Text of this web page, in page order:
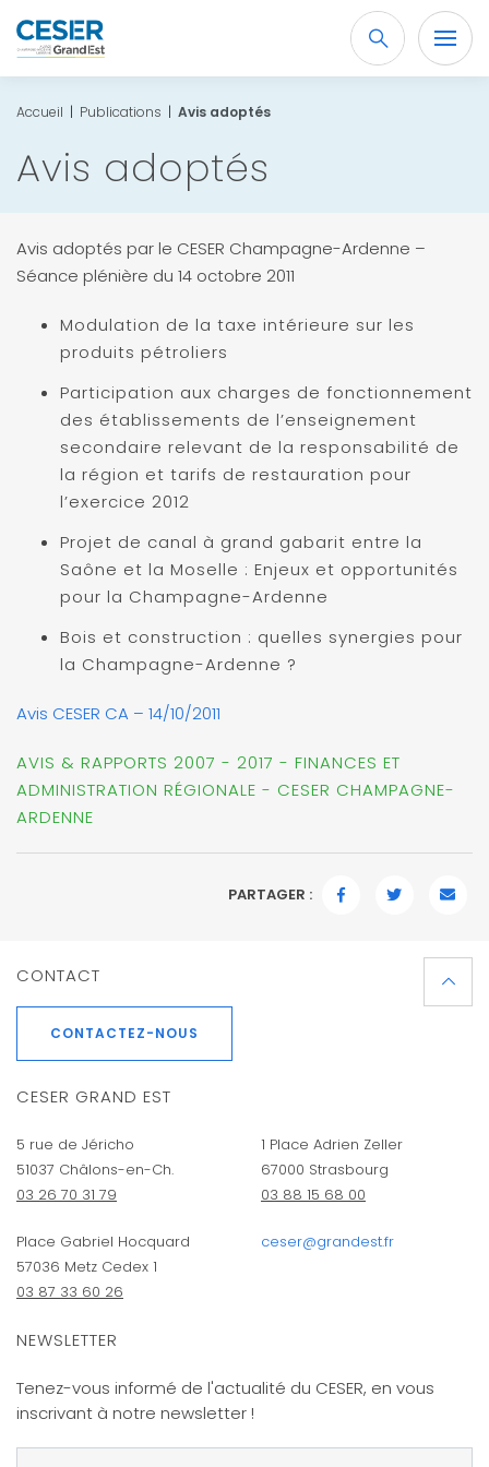
Recherche
OK
Accueil | Publications | Avis adoptés
Avis adoptés
Avis adoptés par le CESER Champagne-Ardenne –
Séance plénière du 14 octobre 2011
Modulation de la taxe intérieure sur les
produits pétroliers
Participation aux charges de fonctionnement
des établissements de l’enseignement
secondaire relevant de la responsabilité de
la région et tarifs de restauration pour
l’exercice 2012
Projet de canal à grand gabarit entre la
Saône et la Moselle : Enjeux et opportunités
pour la Champagne-Ardenne
Bois et construction : quelles synergies pour
la Champagne-Ardenne ?
Avis CESER CA – 14/10/2011
AVIS & RAPPORTS 2007 - 2017 - FINANCES ET
ADMINISTRATION RÉGIONALE - CESER CHAMPAGNE-
ARDENNE
PARTAGER :
CONTACT
CONTACTEZ-NOUS
CESER GRAND EST
5 rue de Jéricho
51037 Châlons-en-Ch.
03 26 70 31 79
Place Gabriel Hocquard
57036 Metz Cedex 1
03 87 33 60 26
1 Place Adrien Zeller
67000 Strasbourg
03 88 15 68 00
ceser@grandest.fr
NEWSLETTER
Tenez-vous informé de l'actualité du CESER, en vous
inscrivant à notre newsletter !